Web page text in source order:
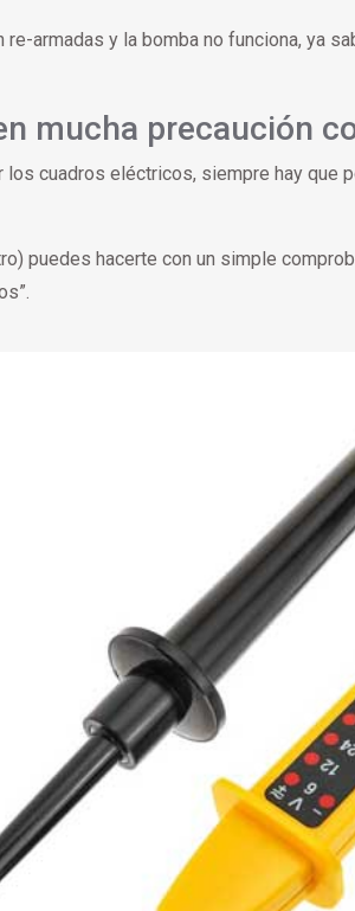
armadas y la bomba no funciona, ya
mucha precaución
los cuadros eléctricos, siempre hay que
puedes hacerte con un simple